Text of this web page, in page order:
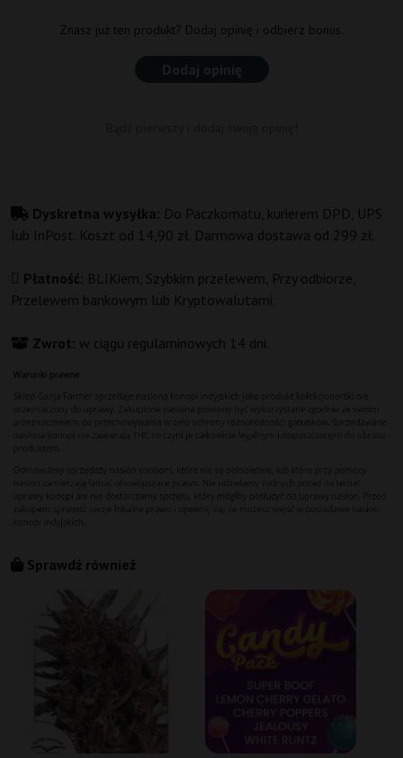
Znasz już ten produkt? Dodaj opinię i odbierz bonus.
Dodaj opinię
Dyskretna wysyłka: Do Paczkomatu, kurierem DPD, UPS
lub InPost. Koszt od 14,90 zł. Darmowa dostawa od 299 zł.
Płatność: BLIKiem, Szybkim przelewem, Przy odbiorze,
Przelewem bankowym lub Kryptowalutami.
Zwrot: w ciągu regulaminowych 14 dni.
Sprawdź również